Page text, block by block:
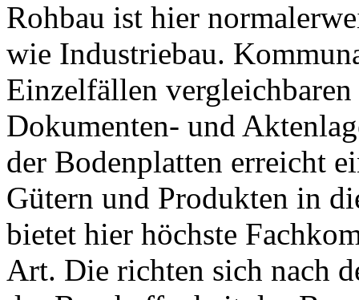
Rohbau ist hier
wie Industriebau.
Einzelfällen
Dokumenten- und
der Bodenplatten erreicht
Gütern und Produkten in
bietet hier höchste
Art. Die richten sich nach